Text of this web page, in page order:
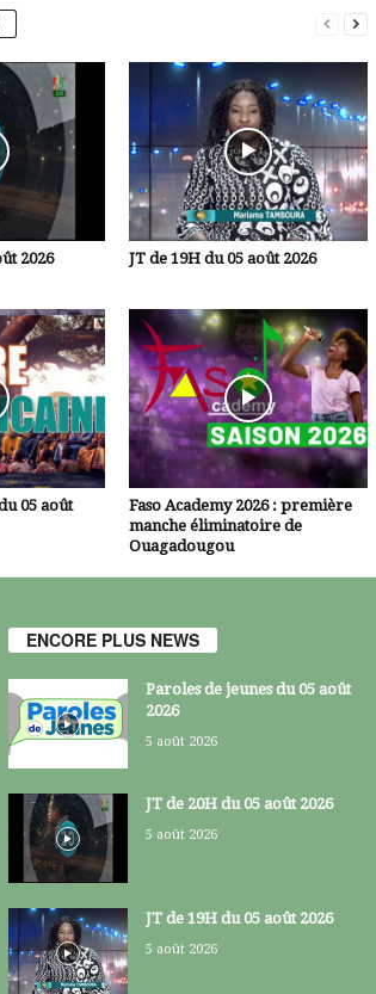
2026 JT de 19H du 05 août 2026
05 août
Faso Academy 2026 : première
manche éliminatoire de
Ouagadougou
ENCORE PLUS NEWS
Paroles de jeunes du 05 août
2026
5 août 2026
JT de 20H du 05 août 2026
5 août 2026
JT de 19H du 05 août 2026
5 août 2026